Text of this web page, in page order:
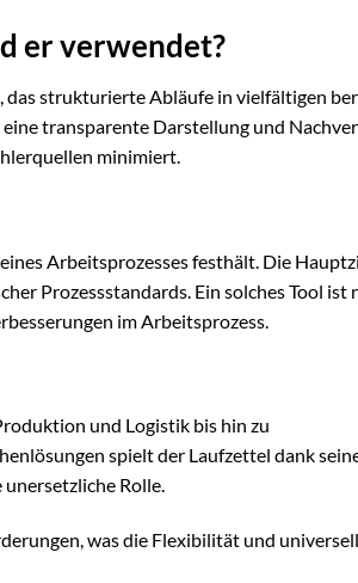
er verwendet?
strukturierte Abläufe in vielfältigen
transparente Darstellung und
minimiert.
Arbeitsprozesses festhält. Die
Prozessstandards. Ein solches Tool ist
im Arbeitsprozess.
und Logistik bis hin zu
spielt der Laufzettel dank
Rolle.
was die Flexibilität und